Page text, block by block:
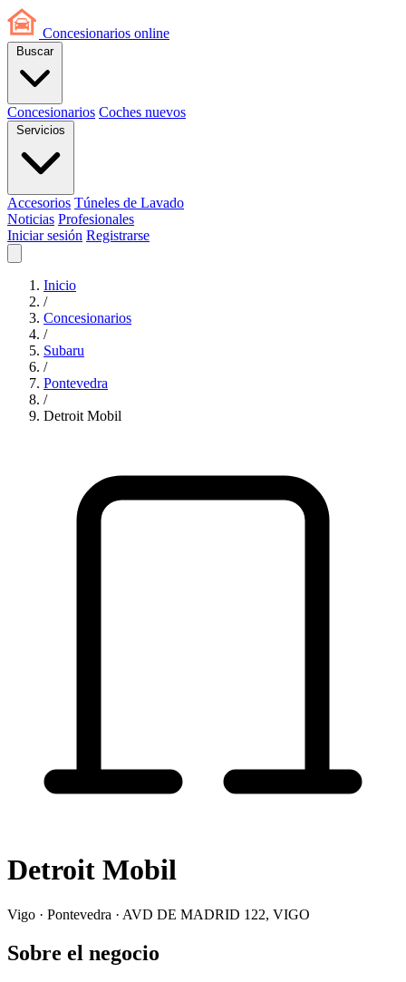
Concesionarios online
Buscar
Concesionarios Coches nuevos
Servicios
Accesorios Túneles de Lavado
Noticias Profesionales
Iniciar sesión Registrarse
Inicio
/
Concesionarios
/
Subaru
/
Pontevedra
/
Detroit Mobil
Detroit Mobil
Vigo · Pontevedra · AVD DE MADRID 122, VIGO
Sobre el negocio